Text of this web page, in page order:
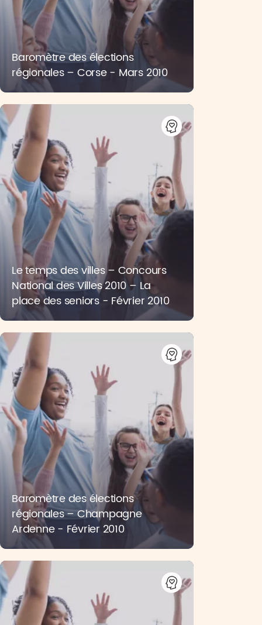
Baromètre des élections
régionales – Corse - Mars 2010
Le temps des villes – Concours
National des Villes 2010 – La
place des seniors - Février 2010
Baromètre des élections
régionales – Champagne
Ardenne - Février 2010